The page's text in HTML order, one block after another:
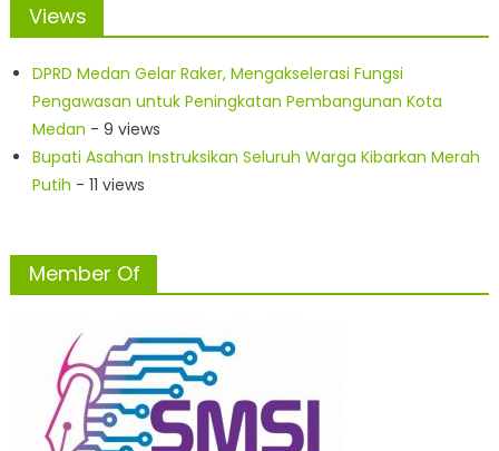
Views
DPRD Medan Gelar Raker, Mengakselerasi Fungsi
Pengawasan untuk Peningkatan Pembangunan Kota
Medan - 9 views
Bupati Asahan Instruksikan Seluruh Warga Kibarkan Merah
Putih - 11 views
Member Of